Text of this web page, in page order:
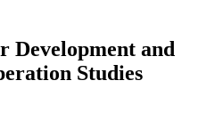
Development and
Studies